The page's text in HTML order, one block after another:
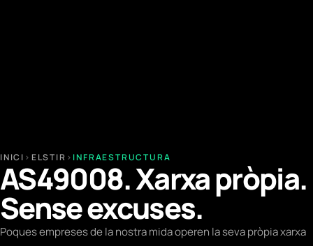
INICI › ELSTIR › INFRAESTRUCTURA
AS49008. Xarxa pròpia.
Sense excuses.
Poques empreses de la nostra mida operen la seva pròpia xarxa